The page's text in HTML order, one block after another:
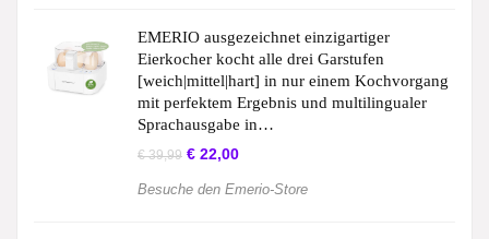
EMERIO ausgezeichnet einzigartiger
Eierkocher kocht alle drei Garstufen
[weich|mittel|hart] in nur einem Kochvorgang
mit perfektem Ergebnis und multilingualer
Sprachausgabe in…
€39,99 € 22,00
Besuche den Emerio-Store